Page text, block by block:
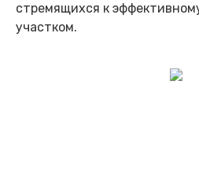
стремящихся к
участком.